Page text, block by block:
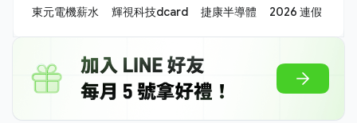
東元電機薪水
輝視科技dcard 捷康半導體 2026 連假